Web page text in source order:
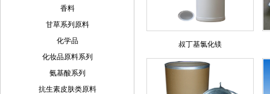
香料
甘草系列原料
化学品
化妆品原料系列
氨基酸系列
抗生素皮肤类原料
叔丁基氯化镁